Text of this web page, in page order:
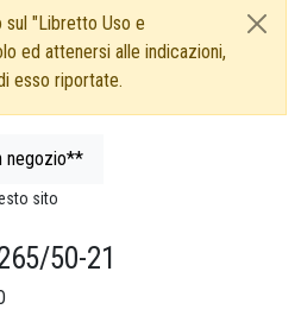
"Libretto Uso e
ed attenersi alle indicazioni,
esso riportate.
50-21
negozio**
sito